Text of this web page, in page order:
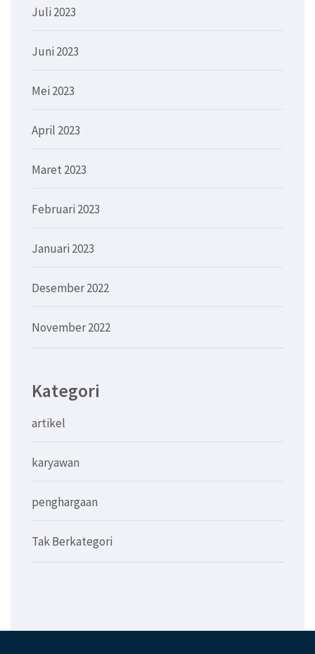
Juli 2023
Juni 2023
Mei 2023
April 2023
Maret 2023
Februari 2023
Januari 2023
Desember 2022
November 2022
Kategori
artikel
karyawan
penghargaan
Tak Berkategori